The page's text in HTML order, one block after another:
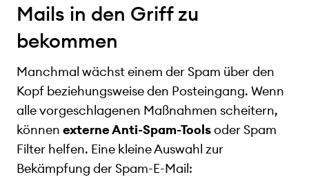
Mails in den Griff zu
bekommen
Manchmal wächst einem der Spam über den
Kopf beziehungsweise den Posteingang. Wenn
alle vorgeschlagenen Maßnahmen scheitern,
können externe Anti-Spam-Toolsoder Spam
Filter helfen. Eine kleine Auswahl zur
Bekämpfung der Spam-E-Mail: